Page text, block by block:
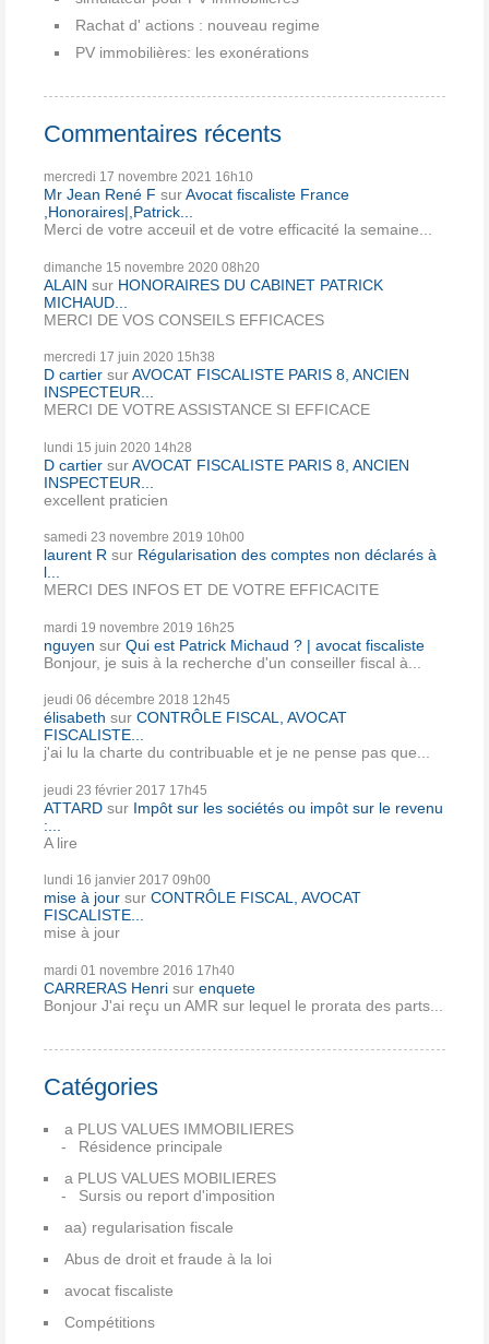
Rachat d' actions : nouveau regime
PV immobilières: les exonérations
Commentaires récents
mercredi 17 novembre 2021 16h10
Mr Jean René F surAvocat fiscaliste France
,Honoraires|,Patrick...
Merci de votre acceuil et de votre efficacité la semaine...
dimanche 15 novembre 2020 08h20
ALAIN sur HONORAIRES DU CABINET PATRICK
MICHAUD...
MERCI DE VOS CONSEILS EFFICACES
mercredi 17 juin 2020 15h38
D cartier surAVOCAT FISCALISTE PARIS 8, ANCIEN
INSPECTEUR...
MERCI DE VOTRE ASSISTANCE SI EFFICACE
lundi 15 juin 2020 14h28
D cartier surAVOCAT FISCALISTE PARIS 8, ANCIEN
INSPECTEUR...
excellent praticien
samedi 23 novembre 2019 10h00
laurent R sur Régularisation des comptes non déclarés à
l...
MERCI DES INFOS ET DE VOTRE EFFICACITE
mardi 19 novembre 2019 16h25
nguyen sur Qui est Patrick Michaud ? | avocat fiscaliste
Bonjour, je suis à la recherche d'un conseiller fiscal à...
jeudi 06 décembre 2018 12h45
élisabeth sur CONTRÔLE FISCAL, AVOCAT
FISCALISTE...
j'ai lu la charte du contribuable et je ne pense pas que...
jeudi 23 février 2017 17h45
ATTARD sur Impôt sur les sociétés ou impôt sur le revenu
:...
A lire
lundi 16 janvier 2017 09h00
mise à jour sur CONTRÔLE FISCAL, AVOCAT
FISCALISTE...
mise à jour
mardi 01 novembre 2016 17h40
CARRERAS Henri sur enquete
Bonjour J'ai reçu un AMR sur lequel le prorata des parts...
Catégories
a PLUS VALUES IMMOBILIERES
Résidence principale
a PLUS VALUES MOBILIERES
Sursis ou report d'imposition
aa) regularisation fiscale
Abus de droit et fraude à la loi
avocat fiscaliste
Compétitions